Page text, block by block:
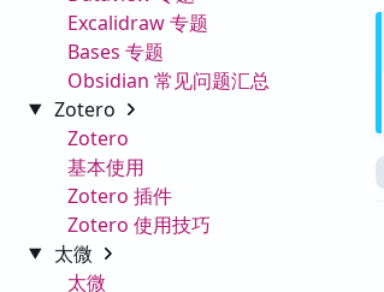
Excalidraw 专题
Bases 专题
Obsidian 常见问题汇总
Zotero
Zotero
基本使用
Zotero 插件
Zotero 使用技巧
太微
太微